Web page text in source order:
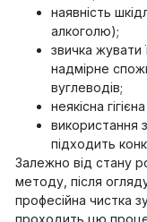
наявність
алкоголю);
звичка
надмірне
вуглеводів;
неякісна
використання
підходить
Залежно від стану
методу, після
професійна чистка
проходить цю